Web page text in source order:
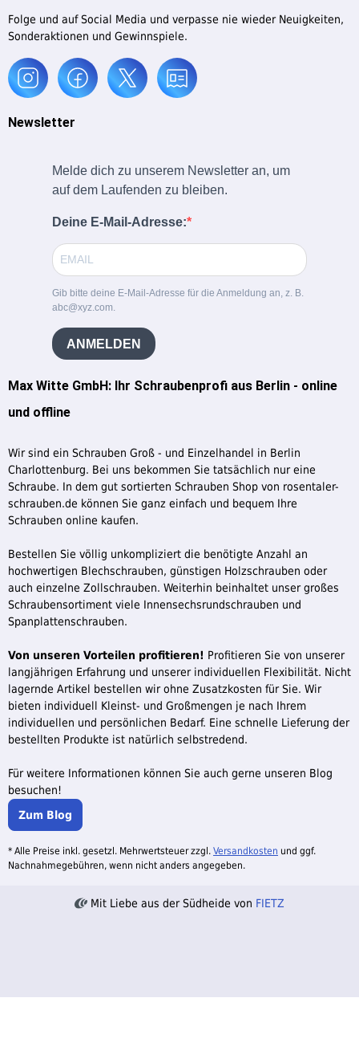
Max Witte GmbH: Ihr Schraubenprofi aus Berlin - online
und offline
Wir sind ein Schrauben Groß - und Einzelhandel in Berlin
Charlottenburg. Bei uns bekommen Sie tatsächlich nur eine
Schraube. In dem gut sortierten Schrauben Shop von rosentaler-
schrauben.de können Sie ganz einfach und bequem Ihre
Schrauben online kaufen.
Bestellen Sie völlig unkompliziert die benötigte Anzahl an
hochwertigen Blechschrauben, günstigen Holzschrauben oder
auch einzelne Zollschrauben. Weiterhin beinhaltet unser großes
Schraubensortiment viele Innensechsrundschrauben und
Spanplattenschrauben.
Von unseren Vorteilen profitieren! Profitieren Sie von unserer
langjährigen Erfahrung und unserer individuellen Flexibilität. Nicht
lagernde Artikel bestellen wir ohne Zusatzkosten für Sie. Wir
bieten individuell Kleinst- und Großmengen je nach Ihrem
individuellen und persönlichen Bedarf. Eine schnelle Lieferung der
bestellten Produkte ist natürlich selbstredend.
Für weitere Informationen können Sie auch gerne unseren Blog
besuchen!
Zum Blog
Folge und auf Social Media und verpasse nie wieder Neuigkeiten,
Sonderaktionen und Gewinnspiele.
Newsletter
Melde dich zu unserem Newsletter an, um
auf dem Laufenden zu bleiben.
Deine E-Mail-Adresse:
Gib bitte deine E-Mail-Adresse für die Anmeldung an, z. B.
abc@xyz.com.
ANMELDEN
* Alle Preise inkl. gesetzl. Mehrwertsteuer zzgl. Versandkosten und ggf.
Nachnahmegebühren, wenn nicht anders angegeben.
Mit Liebe aus der Südheide von FIETZ